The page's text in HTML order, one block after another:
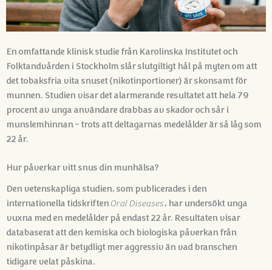
En omfattande klinisk studie från Karolinska Institutet och
Folktandvården i Stockholm slår slutgiltigt hål på myten om att
det tobaksfria vita snuset (nikotinportioner) är skonsamt för
munnen. Studien visar det alarmerande resultatet att hela 79
procent av unga användare drabbas av skador och sår i
munslemhinnan – trots att deltagarnas medelålder är så låg som
22 år.
Hur påverkar vitt snus din munhälsa?
Den vetenskapliga studien, som publicerades i den
internationella tidskriftenOral Diseases, har undersökt unga
vuxna med en medelålder på endast 22 år. Resultaten visar
databaserat att den kemiska och biologiska påverkan från
nikotinpåsar är betydligt mer aggressiv än vad branschen
tidigare velat påskina.